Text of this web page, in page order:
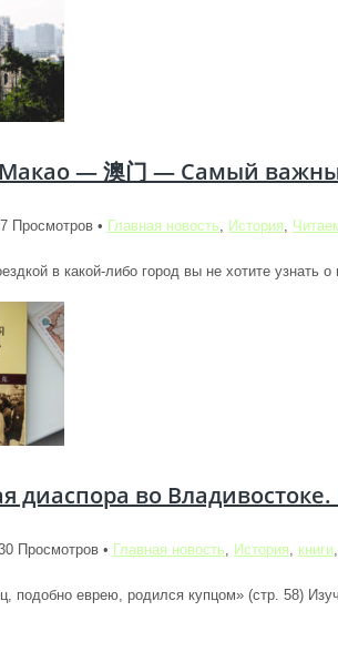
— 澳门 — Самый
Просмотров • Главная новость История
в какой-либо город вы не хотите
диаспора во
Просмотров • Главная новость История книги
подобно еврею, родился купцом» (стр. 58)